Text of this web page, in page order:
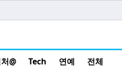
@ Tech 연예 전체